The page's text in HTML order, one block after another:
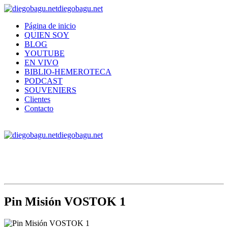
diegobagu.net
Página de inicio
QUIEN SOY
BLOG
YOUTUBE
EN VIVO
BIBLIO-HEMEROTECA
PODCAST
SOUVENIERS
Clientes
Contacto
diegobagu.net
Pin Misión VOSTOK 1